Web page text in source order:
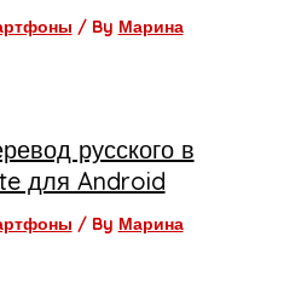
/ By Марина
русского в
для Android
/ By Марина